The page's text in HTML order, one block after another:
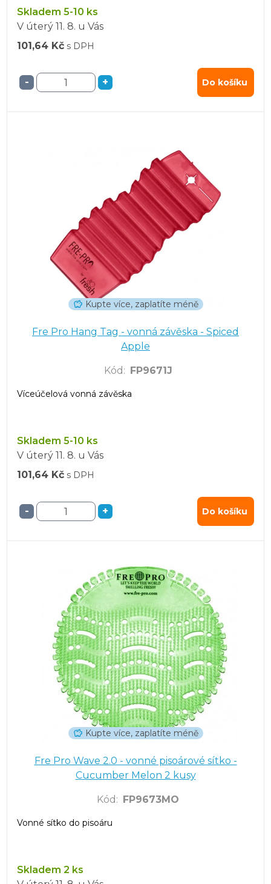
Skladem 5-10 ks
V úterý 11. 8. u Vás
101,64 Kč s DPH
- + Do košíku
Kupte více, zaplatíte méně
Fre Pro Hang Tag - vonná závěska - Spiced
Apple
Kód : FP9671J
Víceúčelová vonná závěska
Skladem 5-10 ks
V úterý 11. 8. u Vás
101,64 Kč s DPH
- + Do košíku
Kupte více, zaplatíte méně
Fre Pro Wave 2.0 - vonné pisoárové sítko -
Cucumber Melon 2 kusy
Kód : FP9673MO
Vonné sítko do pisoáru
Skladem 2 ks